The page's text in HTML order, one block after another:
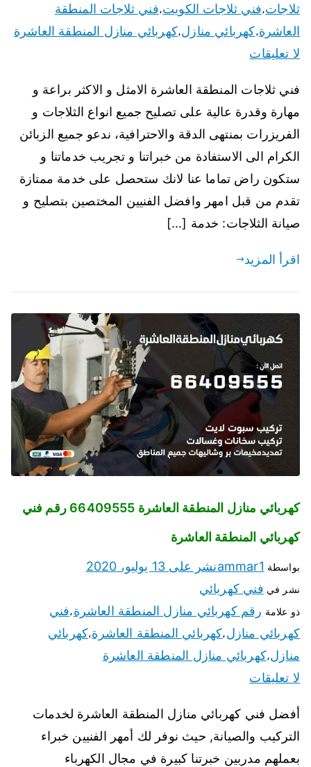
ثلاجات،فني ثلاجات الكويت،فني ثلاجات المنطقة
العاشرة،كهربائي منازل،كهربائي منازل المنطقة العاشرة
لا تعليقات
فني ثلاجات المنطقة العاشرة الامثل و الاكثر براعة و
مهارة وقدرة عالية على تصليح جميع انواع الثلاجات و
الفريزرات بمنتهى الدقة والاحترافية، ندعو جميع الزبائن
الكرام الى الاستفادة من خبراتنا و تجريب خدماتنا و
ستكون راض تماما عنا لانك ستحصل على خدمة ممتازة
تقدم من قبل امهر وافضل الفنيين المختصين بتصليح و
صيانة الثلاجات: خدمة […]
اقرأ المزيد
كهربائي منازل المنطقة العاشرة 66409555 رقم فني
كهربائي المنطقة العاشرة
بواسطة ammar1نشر على 13 يوليو، 2020
نشر في فني كهربائي
ذو علامة رقم كهربائي منازل المنطقة العاشرة،فني
كهربائي منازل،كهربائي المنطقة العاشرة،كهربائي
منازل،كهربائي منازل المنطقة العاشرة
لا تعليقات
أفضل فني كهربائي منازل المنطقة العاشرة لخدمات
التركيب والصيانة, حيث نوفر لك أمهر الفنيين خبراء
بعملهم مدربين خبرتنا كبيرة في مجال الكهرباء